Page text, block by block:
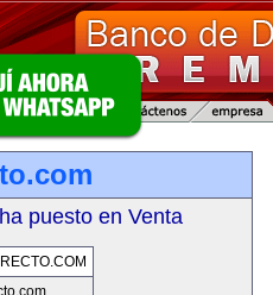
puesto en Venta